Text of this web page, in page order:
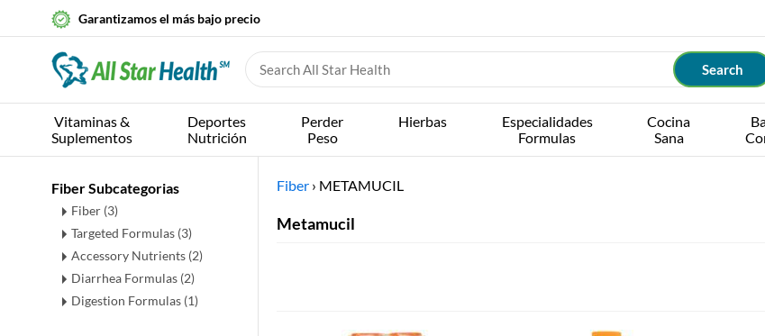
Garantizamos el más bajo precio
Vitaminas &
Suplementos
Deportes
Nutrición
Perder
Peso
Hierbas
Especialidades
Formulas
Cocina
Sana
Fiber Subcategorias
Fiber (3)
Targeted Formulas (3)
Accessory Nutrients (2)
Diarrhea Formulas (2)
Digestion Formulas (1)
Fiber › METAMUCIL
Metamucil